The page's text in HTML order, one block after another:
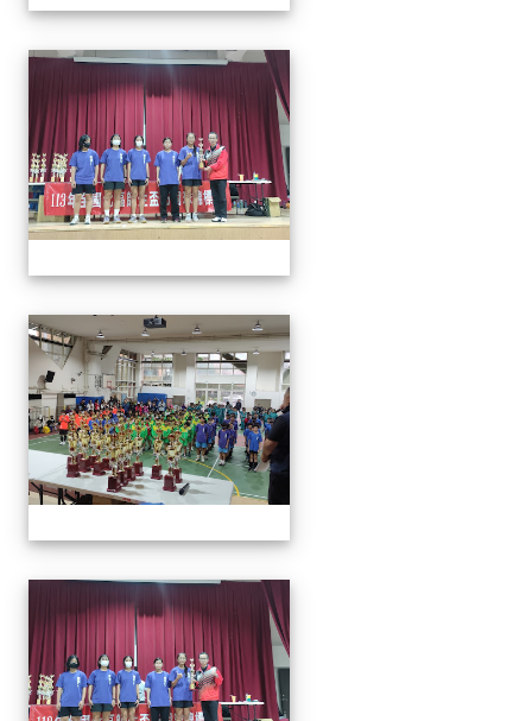
113年全國北區師生盃巧固
113年全國北區師生盃巧固
113年全國北區師生盃巧固